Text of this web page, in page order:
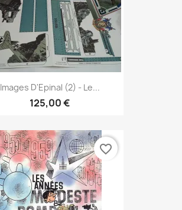
Images D'Epinal (2) - Le...
125,00 €
favorite_border